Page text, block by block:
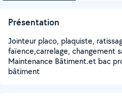
Présentation
Jointeur placo, plaquiste,
faïence,carrelage, changement
Maintenance Bâtiment.et bac
bâtiment